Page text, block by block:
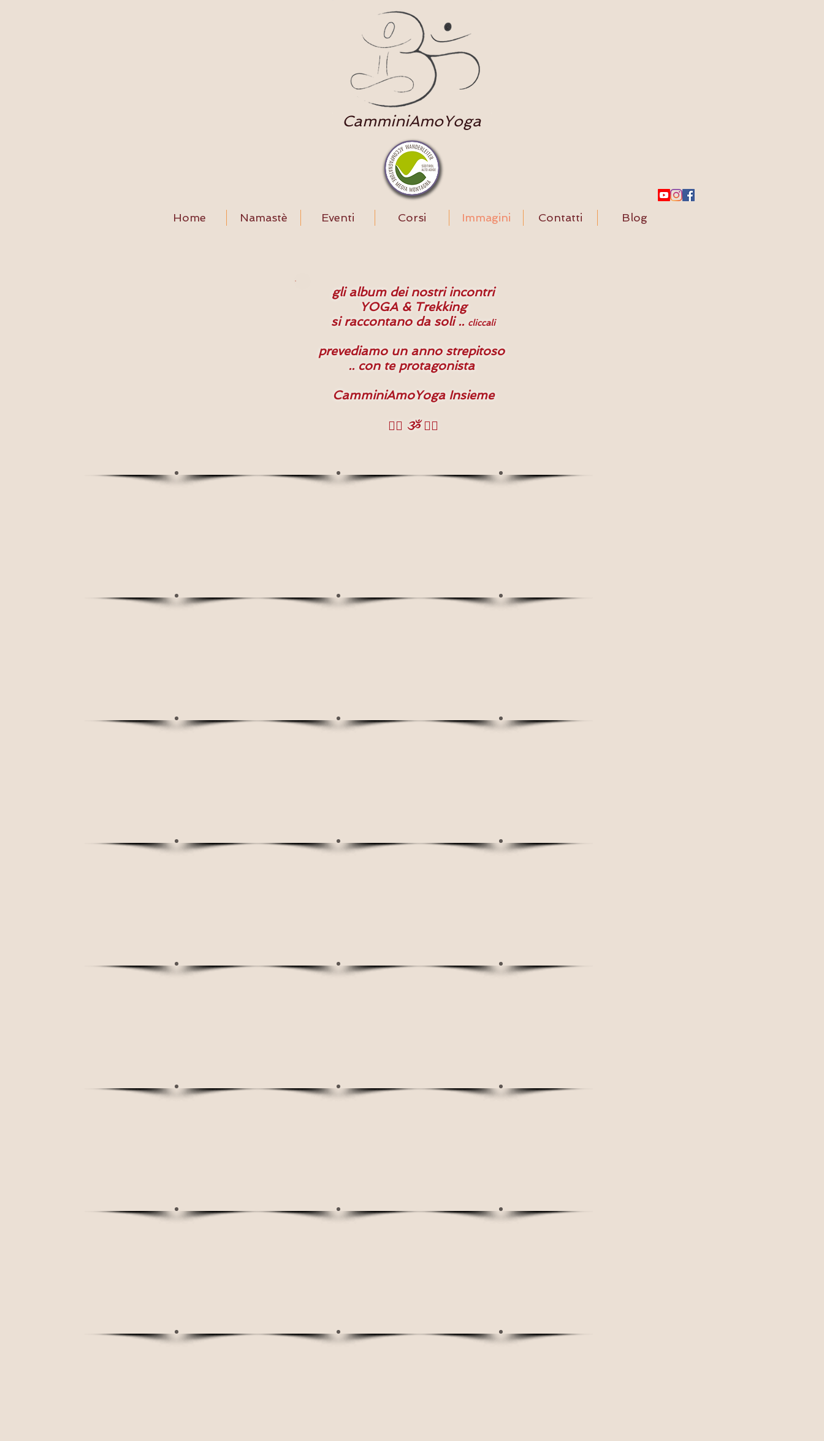
CamminiAmoYoga
Home Namastè Eventi Corsi Immagini Contatti Blog
gli album dei nostri incontri
YOGA & Trekking
si raccontano da soli .. cliccali
prevediamo un anno strepitoso
.. con te protagonista
CamminiAmoYoga Insieme
🧘‍♀️ ૐ 🧘‍♂️